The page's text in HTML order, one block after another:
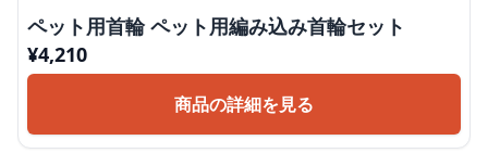
ペット用首輪 ペット用編み込み首輪セット
¥4,210
商品の詳細を見る